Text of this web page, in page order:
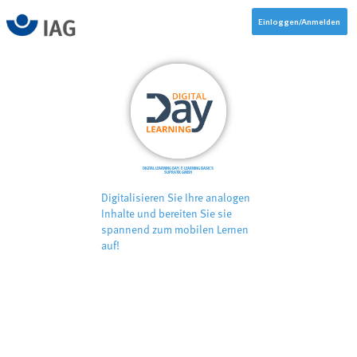
Einloggen/Anmelden
DIGITAL LEARNING DAY: E-LEARNING BASICS
SUPRATIX GMBH
Digitalisieren Sie Ihre analogen
Inhalte und bereiten Sie sie
spannend zum mobilen Lernen
auf!